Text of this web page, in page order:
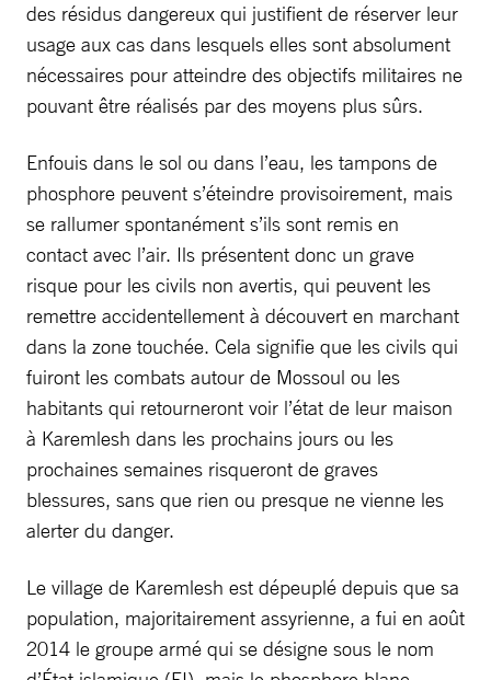
des résidus dangereux qui justifient de réserver leur
usage aux cas dans lesquels elles sont absolument
nécessaires pour atteindre des objectifs militaires ne
pouvant être réalisés par des moyens plus sûrs.
Enfouis dans le sol ou dans l’eau, les tampons de
phosphore peuvent s’éteindre provisoirement, mais
se rallumer spontanément s’ils sont remis en
contact avec l’air. Ils présentent donc un grave
risque pour les civils non avertis, qui peuvent les
remettre accidentellement à découvert en marchant
dans la zone touchée. Cela signifie que les civils qui
fuiront les combats autour de Mossoul ou les
habitants qui retourneront voir l’état de leur maison
à Karemlesh dans les prochains jours ou les
prochaines semaines risqueront de graves
blessures, sans que rien ou presque ne vienne les
alerter du danger.
Le village de Karemlesh est dépeuplé depuis que sa
population, majoritairement assyrienne, a fui en août
2014 le groupe armé qui se désigne sous le nom